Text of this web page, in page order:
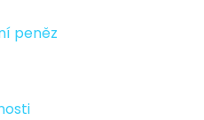
peněz